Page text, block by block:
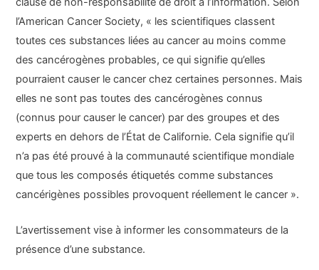
l’American Cancer Society, « les scientifiques classent
toutes ces substances liées au cancer au moins comme
des cancérogènes probables, ce qui signifie qu’elles
pourraient causer le cancer chez certaines personnes. Mais
elles ne sont pas toutes des cancérogènes connus
(connus pour causer le cancer) par des groupes et des
experts en dehors de l’État de Californie. Cela signifie qu’il
n’a pas été prouvé à la communauté scientifique mondiale
que tous les composés étiquetés comme substances
cancérigènes possibles provoquent réellement le cancer ».
L’avertissement vise à informer les consommateurs de la
présence d’une substance.